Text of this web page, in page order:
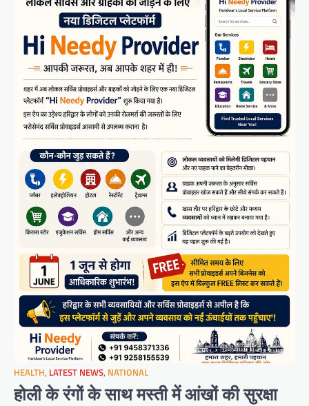
HEALTH, LATEST NEWS, NATIONAL
होली के रंगों के साथ मस्ती में आंखों की सुरक्षा